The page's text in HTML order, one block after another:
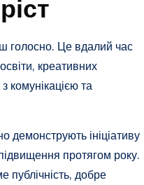
голосно. Це вдалий час
креативних
комунікацією та
ініціативу
протягом року.
публічність, добре